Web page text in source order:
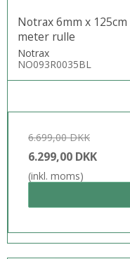
Notrax 6mm x
meter rulle
Notrax
NO093R0035BL
6.699,00 DKK
6.299,00 DKK
(inkl. moms)